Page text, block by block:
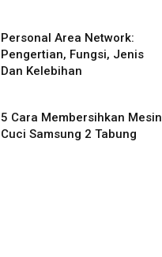
Personal Area Network:
Pengertian, Fungsi, Jenis
Dan Kelebihan
5 Cara Membersihkan Mesin
Cuci Samsung 2 Tabung